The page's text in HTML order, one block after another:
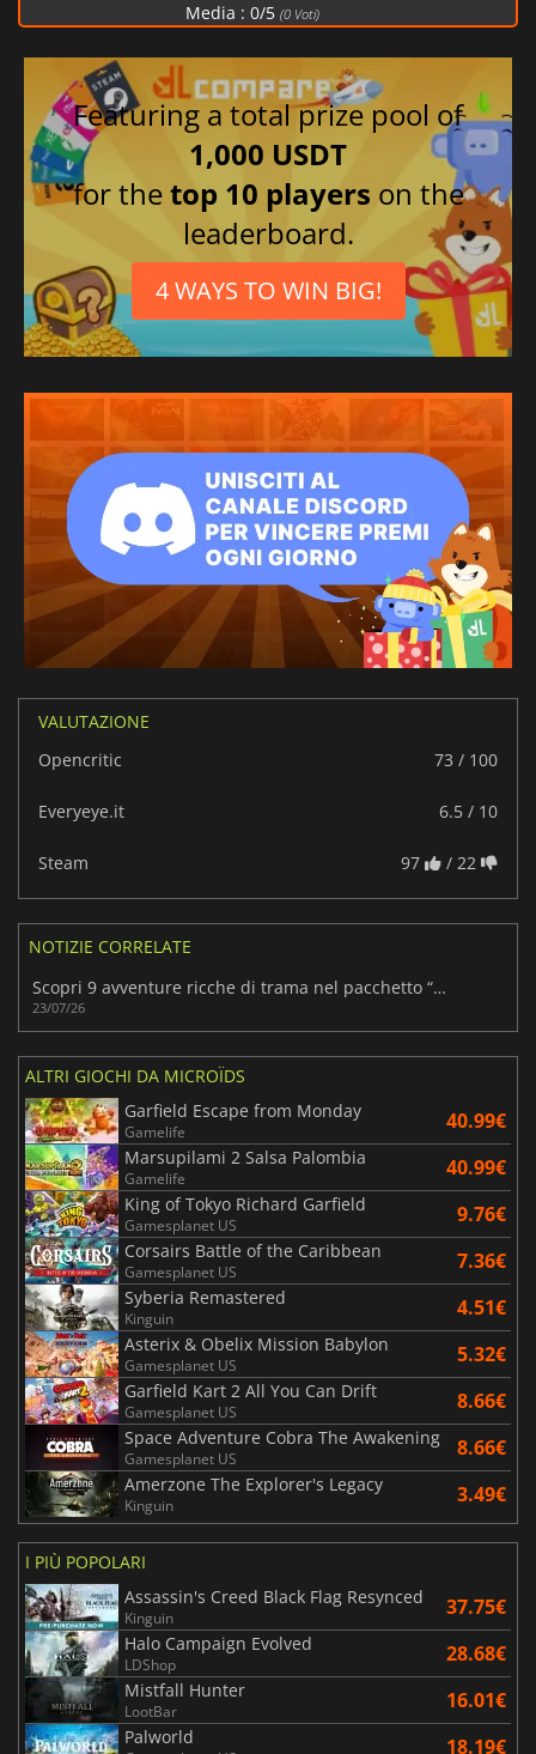
Media : 0/5 (0Voti)
Featuring a total prize pool of
1,000 USDT
for thetop 10 players on the
leaderboard.
4 WAYS TO WIN BIG!
VALUTAZIONE
Opencritic
73 / 100
Everyeye.it 6.5 / 10
Steam 97 / 22
NOTIZIE CORRELATE
Scopri 9 avventure ricche di trama nel pacchetto “Point &amp; Click Package” di Humble
23/07/26
ALTRI GIOCHI DA MICROÏDS
Garfield Escape from Monday
Gamelife 40.99€
Marsupilami 2 Salsa Palombia
Gamelife 40.99€
King of Tokyo Richard Garfield
Gamesplanet US 9.76€
Corsairs Battle of the Caribbean
Gamesplanet US 7.36€
Syberia Remastered
Kinguin 4.51€
Asterix & Obelix Mission Babylon
Gamesplanet US 5.32€
Garfield Kart 2 All You Can Drift
Gamesplanet US 8.66€
Space Adventure Cobra The Awakening
Gamesplanet US 8.66€
Amerzone The Explorer's Legacy
Kinguin 3.49€
I PIÙ POPOLARI
Assassin's Creed Black Flag Resynced
Kinguin 37.75€
Halo Campaign Evolved
LDShop 28.68€
Mistfall Hunter
LootBar 16.01€
Palworld 18.19€